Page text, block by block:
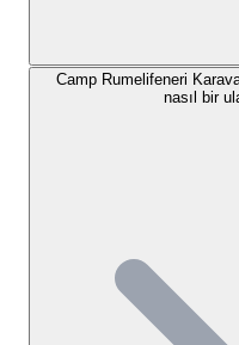
temel ihtiyaçlarını
bağlantısı
bulunarak konforunuz
Sadece karavan
çadırıyla doğayla baş
Camp Rumelifeneri
nasıl bir